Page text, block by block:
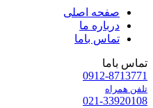
صفحه اصلی
درباره ما
تماس باما
تماس باما
0912-8713771
تلفن همراه
021-33920108